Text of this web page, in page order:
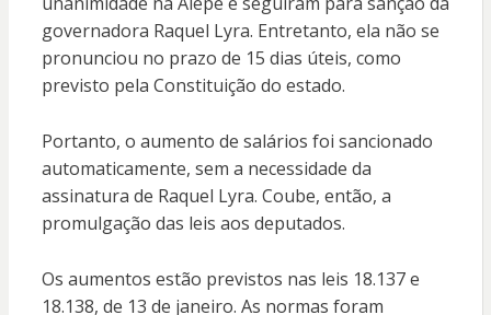
governadora Raquel Lyra. Entretanto, ela não se
pronunciou no prazo de 15 dias úteis, como
previsto pela Constituição do estado.
Portanto, o aumento de salários foi sancionado
automaticamente, sem a necessidade da
assinatura de Raquel Lyra. Coube, então, a
promulgação das leis aos deputados.
Os aumentos estão previstos nas leis 18.137 e
18.138, de 13 de janeiro. As normas foram